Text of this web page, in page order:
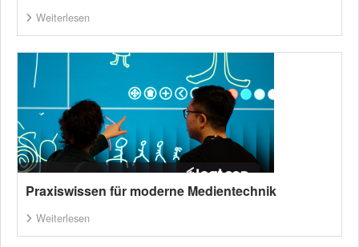
Weiterlesen
Praxiswissen für moderne Medientechnik
Weiterlesen